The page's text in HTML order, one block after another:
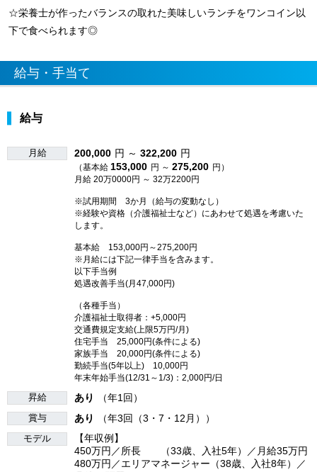
☆栄養士が作ったバランスの取れた美味しいランチをワンコイン以
下で食べられます◎
給与・手当て
給与
月給 200,000 円 ～ 322,200 円
（基本給 153,000 円 ～ 275,200 円）
月給 20万0000円 ～ 32万2200円
※試用期間 3か月（給与の変動なし）
※経験や資格（介護福祉士など）にあわせて処遇を考慮いた
します。
基本給 153,000円～275,200円
※月給には下記一律手当を含みます。
以下手当例
処遇改善手当(月47,000円)
（各種手当）
介護福祉士取得者：+5,000円
交通費規定支給(上限5万円/月)
住宅手当 25,000円(条件による)
家族手当 20,000円(条件による)
勤続手当(5年以上) 10,000円
年末年始手当(12/31～1/3)：2,000円/日
昇給 あり （年1回）
賞与 あり （年3回（3・7・12月））
モデル
【年収例】
450万円／所長 （33歳、入社5年）／月給35万円
480万円／エリアマネージャー（38歳、入社8年）／